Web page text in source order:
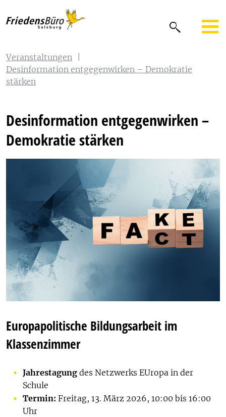
Veranstaltungen
Desinformation entgegenwirken – Demokratie
stärken
Desinformation entgegenwirken –
Demokratie stärken
Europapolitische Bildungsarbeit im
Klassenzimmer
Jahrestagung des Netzwerks EUropa in der
Schule
Termin: Freitag, 13. März 2026, 10:00 bis 16:00
Uhr